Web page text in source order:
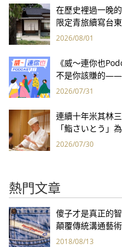
在歷史裡過一晚
限定青旅續寫台
2026/08/01
《威～連你也
不是你該賺的——
2026/07/31
連續十年米其林
「鮨さいとう」
2026/07/30
熱門文章
傻子才是真正的
顛覆傳統溝通藝術
2018/08/13